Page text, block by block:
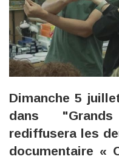
Dimanche 5
dans
rediffusera les
documentaire «